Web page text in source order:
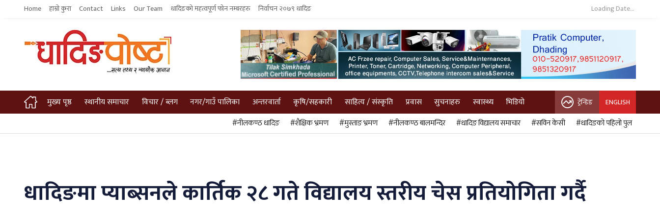
Home हाम्रो कुरा Contact Links Our Team धादिङको महत्वपूर्ण फोन नम्बरहरु निर्वाचन २०७९ धादिङ Loading Date...
मुख्य पृष्ठ स्थानीय समाचार विचार / ब्लग नगर/गाउँ पालिका अन्तरवार्ता कृषि/सहकारी साहित्य / संस्कृति प्रवास सुचनाहरु स्वास्थ्य भिडियो ट्रेन्डिङ ENGLISH
#नीलकण्ठ धादिङ #शैक्षिक भ्रमण #मुस्ताङ भ्रमण #नीलकण्ठ बालमन्दिर #धादिङ विद्यालय समाचार #सविन केसी #धादिङको पहिलो पुल
धादिङमा प्याब्सनले कार्तिक २८ गते विद्यालय स्तरीय चेस प्रतियोगिता गर्दै